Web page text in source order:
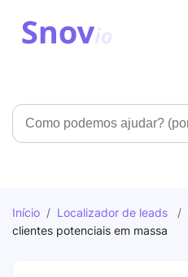
Pesquisar
Início / Localizador de leads /
clientes potenciais em massa